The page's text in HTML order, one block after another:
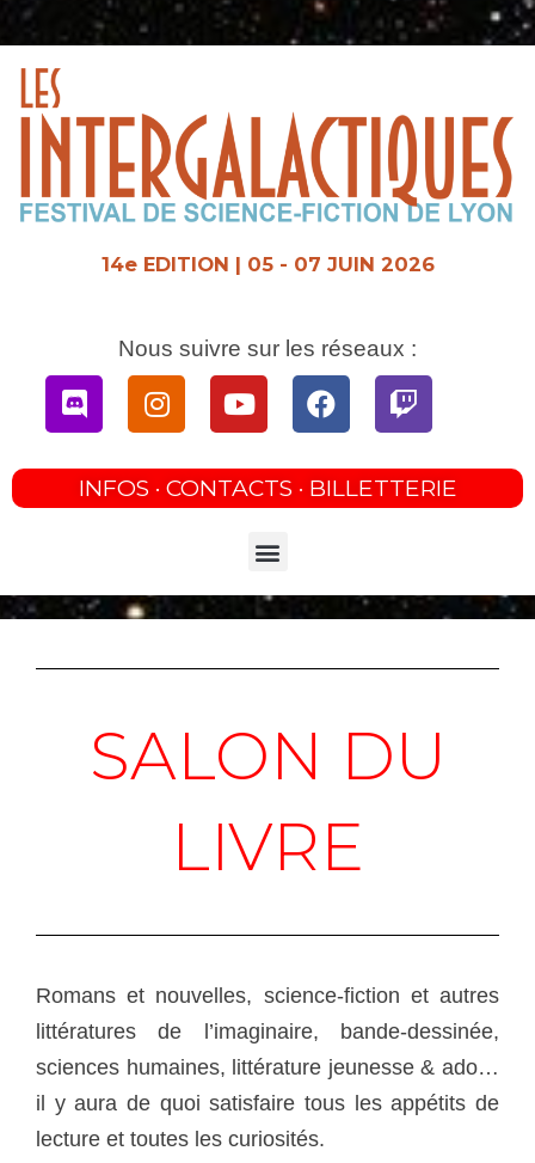
Aller
14e EDITION | 05 - 07 JUIN 2026
Nous suivre sur les réseaux :
DiscordInstagramYoutubeFacebookTwitch
INFOS · CONTACTS · BILLETTERIE
Menu
SALON DU
LIVRE
Romans et nouvelles, science-fiction et autres
littératures de l’imaginaire, bande-dessinée,
sciences humaines, littérature jeunesse & ado…
il y aura de quoi satisfaire tous les appétits de
lecture et toutes les curiosités.